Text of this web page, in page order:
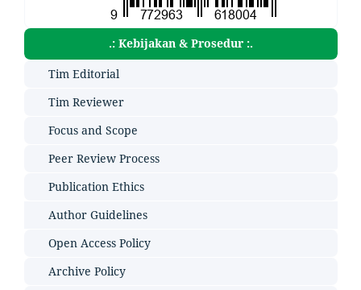
.: Kebijakan & Prosedur :.
Tim Editorial
Tim Reviewer
Focus and Scope
Peer Review Process
Publication Ethics
Author Guidelines
Open Access Policy
Archive Policy